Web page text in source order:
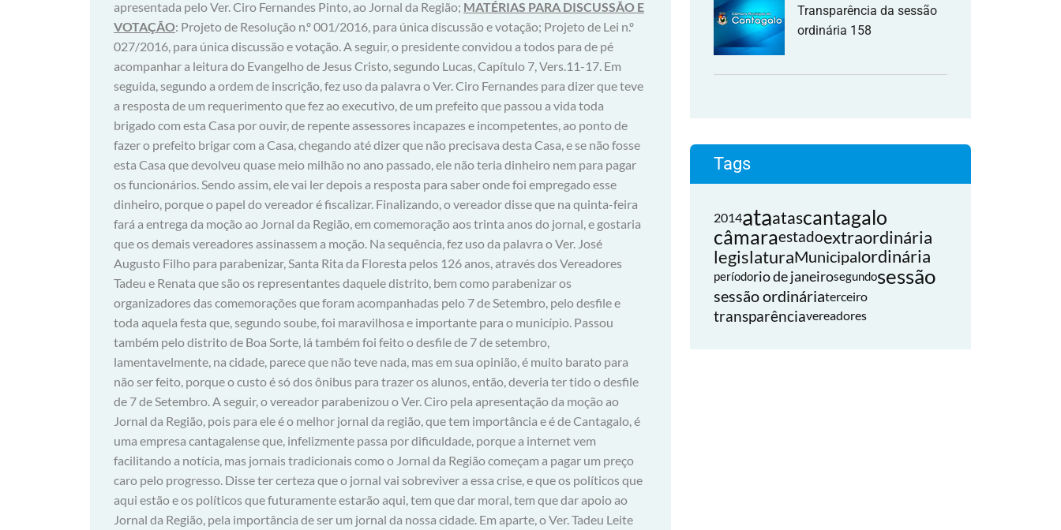
apresentada pelo Ver. Ciro Fernandes Pinto, ao Jornal da Região; MATÉRIAS PARA DISCUSSÃO E
VOTAÇÃO: Projeto de Resolução n.º 001/2016, para única discussão e votação; Projeto de Lei n.º
027/2016, para única discussão e votação. A seguir, o presidente convidou a todos para de pé
acompanhar a leitura do Evangelho de Jesus Cristo, segundo Lucas, Capítulo 7, Vers.11-17. Em
seguida, segundo a ordem de inscrição, fez uso da palavra o Ver. Ciro Fernandes para dizer que teve
a resposta de um requerimento que fez ao executivo, de um prefeito que passou a vida toda
brigado com esta Casa por ouvir, de repente assessores incapazes e incompetentes, ao ponto de
fazer o prefeito brigar com a Casa, chegando até dizer que não precisava desta Casa, e se não fosse
esta Casa que devolveu quase meio milhão no ano passado, ele não teria dinheiro nem para pagar
os funcionários. Sendo assim, ele vai ler depois a resposta para saber onde foi empregado esse
dinheiro, porque o papel do vereador é fiscalizar. Finalizando, o vereador disse que na quinta-feira
fará a entrega da moção ao Jornal da Região, em comemoração aos trinta anos do jornal, e gostaria
que os demais vereadores assinassem a moção. Na sequência, fez uso da palavra o Ver. José
Augusto Filho para parabenizar, Santa Rita da Floresta pelos 126 anos, através dos Vereadores
Tadeu e Renata que são os representantes daquele distrito, bem como parabenizar os
organizadores das comemorações que foram acompanhadas pelo 7 de Setembro, pelo desfile e
toda aquela festa que, segundo soube, foi maravilhosa e importante para o município. Passou
também pelo distrito de Boa Sorte, lá também foi feito o desfile de 7 de setembro,
lamentavelmente, na cidade, parece que não teve nada, mas em sua opinião, é muito barato para
não ser feito, porque o custo é só dos ônibus para trazer os alunos, então, deveria ter tido o desfile
de 7 de Setembro. A seguir, o vereador parabenizou o Ver. Ciro pela apresentação da moção ao
Jornal da Região, pois para ele é o melhor jornal da região, que tem importância e é de Cantagalo, é
uma empresa cantagalense que, infelizmente passa por dificuldade, porque a internet vem
facilitando a notícia, mas jornais tradicionais como o Jornal da Região começam a pagar um preço
caro pelo progresso. Disse ter certeza que o jornal vai sobreviver a essa crise, e que os políticos que
aqui estão e os políticos que futuramente estarão aqui, tem que dar moral, tem que dar apoio ao
Jornal da Região, pela importância de ser um jornal da nossa cidade. Em aparte, o Ver. Tadeu Leite
Transparência da sessão
ordinária 158
Tags
2014ataatascantagalo
câmaraestadoextraordinária
legislaturaMunicipalordinária
períodorio de janeirosegundosessão
sessão ordináriaterceiro
transparênciavereadores